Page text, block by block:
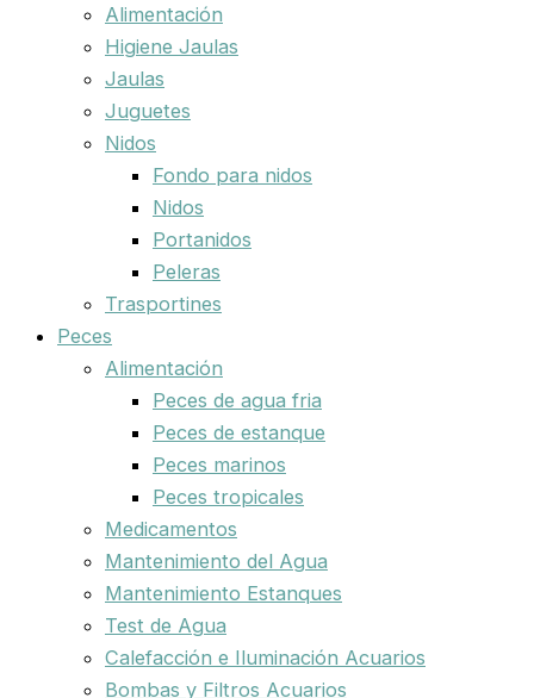
Alimentación
Higiene Jaulas
Jaulas
Juguetes
Nidos
Fondo para nidos
Nidos
Portanidos
Peleras
Trasportines
Peces
Alimentación
Peces de agua fria
Peces de estanque
Peces marinos
Peces tropicales
Medicamentos
Mantenimiento del Agua
Mantenimiento Estanques
Test de Agua
Calefacción e Iluminación Acuarios
Bombas y Filtros Acuarios